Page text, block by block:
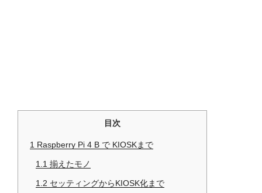
目次
1 Raspberry Pi 4 B で KIOSKまで
1.1 揃えたモノ
1.2 セッティングからKIOSK化まで